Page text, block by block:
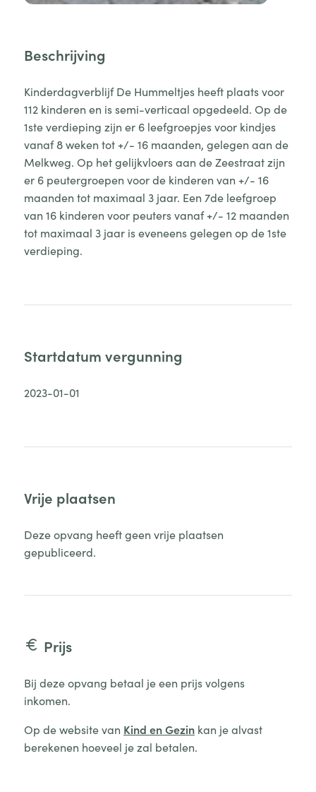
Beschrijving
Kinderdagverblijf De Hummeltjes heeft plaats voor
112 kinderen en is semi-verticaal opgedeeld. Op de
1ste verdieping zijn er 6 leefgroepjes voor kindjes
vanaf 8 weken tot +/- 16 maanden, gelegen aan de
Melkweg. Op het gelijkvloers aan de Zeestraat zijn
er 6 peutergroepen voor de kinderen van +/- 16
maanden tot maximaal 3 jaar. Een 7de leefgroep
van 16 kinderen voor peuters vanaf +/- 12 maanden
tot maximaal 3 jaar is eveneens gelegen op de 1ste
verdieping.
Startdatum vergunning
2023-01-01
Vrije plaatsen
Deze opvang heeft geen vrije plaatsen
gepubliceerd.
Prijs
Bij deze opvang betaal je een prijs volgens
inkomen.
Op de website van Kind en Gezinkan je alvast
berekenen hoeveel je zal betalen.